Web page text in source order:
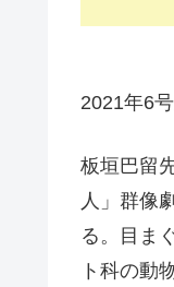
2021年6
板垣巴留
人」群像
る。目ま
ト科の動